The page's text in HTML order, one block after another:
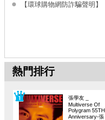
【環球購物網防詐騙聲明】
熱門排行
張學友 _
Multiverse Of
Polygram 55TH
Anniversary-張